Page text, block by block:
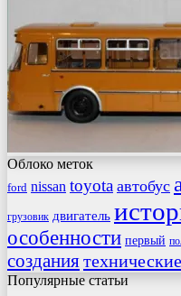
Облоко меток
ford nissan toyota автобус
грузовик двигатель
особенности первый
созданиятехнические
Популярные статьи